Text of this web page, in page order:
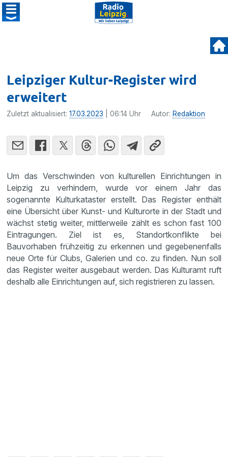
Leipziger Kultur-Register wird
erweitert
Zuletzt aktualisiert:17.03.2023 | 06:14 Uhr Autor: Redaktion
Um das Verschwinden von kulturellen Einrichtungen in
Leipzig zu verhindern, wurde vor einem Jahr das
sogenannte Kulturkataster erstellt. Das Register enthält
eine Übersicht über Kunst- und Kulturorte in der Stadt und
wächst stetig weiter, mittlerweile zählt es schon fast 100
Eintragungen. Ziel ist es, Standortkonflikte bei
Bauvorhaben frühzeitig zu erkennen und gegebenenfalls
neue Orte für Clubs, Galerien und co. zu finden. Nun soll
das Register weiter ausgebaut werden. Das Kulturamt ruft
deshalb alle Einrichtungen auf, sich registrieren zu lassen.